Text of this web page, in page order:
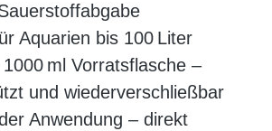
Aquarien bis 100 Liter
ml Vorratsflasche –
und wiederverschließbar
Anwendung – direkt